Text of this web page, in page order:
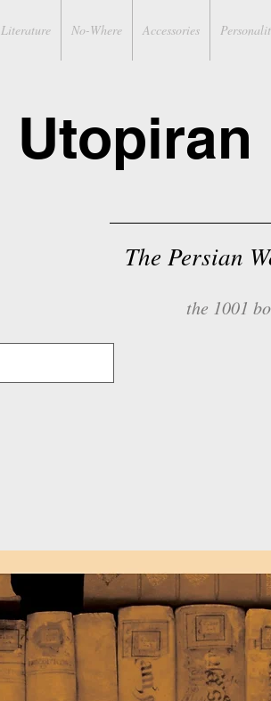
Literature No-Where Accessories
Utopiran
The Persian
the 1001